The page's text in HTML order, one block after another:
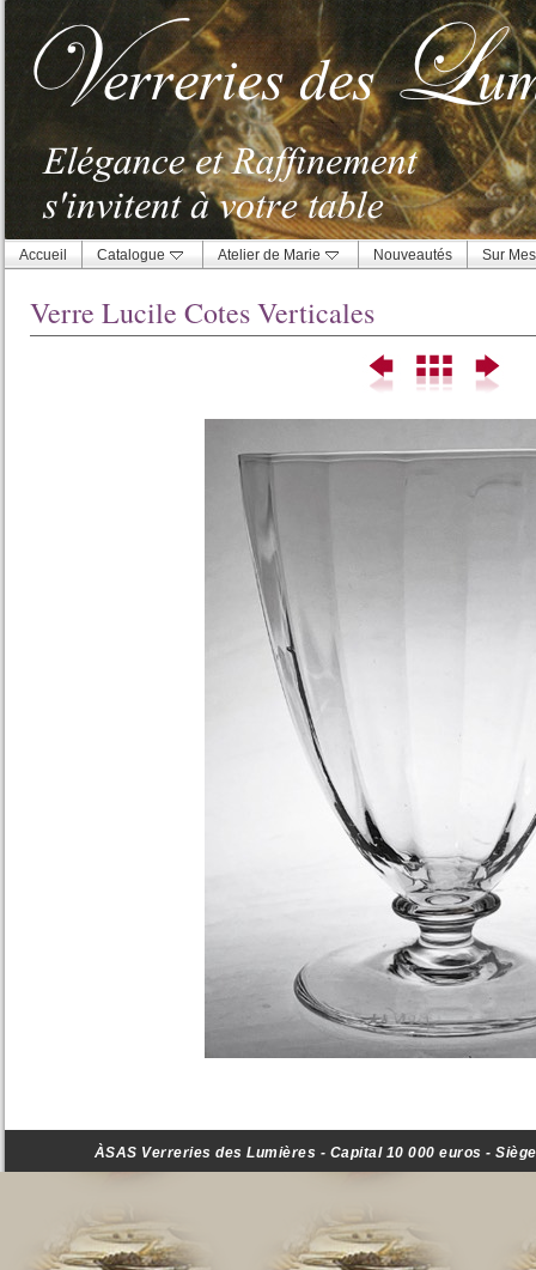
Accueil Catalogue Atelier de Marie Nouveautés Sur
Verre Lucile Cotes Verticales
ÀSAS Verreries des Lumières - Capital 10 000 euros -